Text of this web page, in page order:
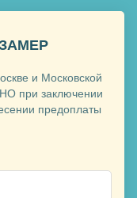
Хочу такую
и Московской
при заключении
предоплаты